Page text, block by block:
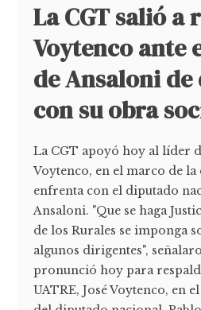
La CGT salió a
Voytenco ante
de Ansaloni de
con su obra
La CGT apoyó hoy al líder
Voytenco, en el marco de la
enfrenta con el diputado
Ansaloni. "Que se haga
de los Rurales se imponga
algunos dirigentes",
pronunció hoy para
UATRE, José Voytenco, en